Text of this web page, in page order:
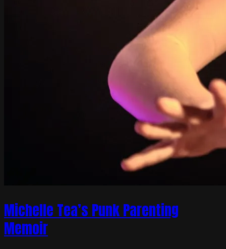
Michelle Tea’s Punk Parenting
Memoir